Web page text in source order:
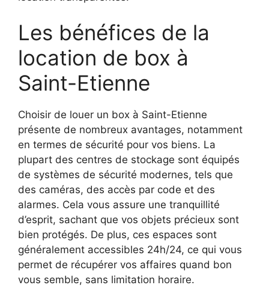
Les bénéfices de la
location de box à
Saint-Etienne
Choisir de louer un box à Saint-Etienne
présente de nombreux avantages, notamment
en termes de sécurité pour vos biens. La
plupart des centres de stockage sont équipés
de systèmes de sécurité modernes, tels que
des caméras, des accès par code et des
alarmes. Cela vous assure une tranquillité
d’esprit, sachant que vos objets précieux sont
bien protégés. De plus, ces espaces sont
généralement accessibles 24h/24, ce qui vous
permet de récupérer vos affaires quand bon
vous semble, sans limitation horaire.